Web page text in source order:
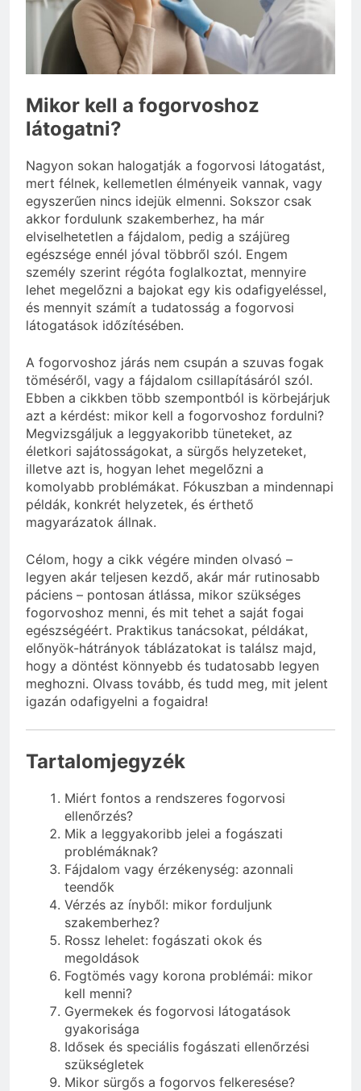
3 Nap Ezelőtt
Mikor kell a fogorvoshoz
látogatni?
Nagyon sokan halogatják a fogorvosi látogatást,
mert félnek, kellemetlen élményeik vannak, vagy
egyszerűen nincs idejük elmenni. Sokszor csak
akkor fordulunk szakemberhez, ha már
elviselhetetlen a fájdalom, pedig a szájüreg
egészsége ennél jóval többről szól. Engem
személy szerint régóta foglalkoztat, mennyire
lehet megelőzni a bajokat egy kis odafigyeléssel,
és mennyit számít a tudatosság a fogorvosi
látogatások időzítésében.
A fogorvoshoz járás nem csupán a szuvas fogak
töméséről, vagy a fájdalom csillapításáról szól.
Ebben a cikkben több szempontból is körbejárjuk
azt a kérdést: mikor kell a fogorvoshoz fordulni?
Megvizsgáljuk a leggyakoribb tüneteket, az
életkori sajátosságokat, a sürgős helyzeteket,
illetve azt is, hogyan lehet megelőzni a
komolyabb problémákat. Fókuszban a mindennapi
példák, konkrét helyzetek, és érthető
magyarázatok állnak.
Célom, hogy a cikk végére minden olvasó –
legyen akár teljesen kezdő, akár már rutinosabb
páciens – pontosan átlássa, mikor szükséges
fogorvoshoz menni, és mit tehet a saját fogai
egészségéért. Praktikus tanácsokat, példákat,
előnyök-hátrányok táblázatokat is találsz majd,
hogy a döntést könnyebb és tudatosabb legyen
meghozni. Olvass tovább, és tudd meg, mit jelent
igazán odafigyelni a fogaidra!
Tartalomjegyzék
Miért fontos a rendszeres fogorvosi
ellenőrzés?
Mik a leggyakoribb jelei a fogászati
problémáknak?
Fájdalom vagy érzékenység: azonnali
teendők
Vérzés az ínyből: mikor forduljunk
szakemberhez?
Rossz lehelet: fogászati okok és
megoldások
Fogtömés vagy korona problémái: mikor
kell menni?
Gyermekek és fogorvosi látogatások
gyakorisága
Idősek és speciális fogászati ellenőrzési
szükségletek
Mikor sürgős a fogorvos felkeresése?